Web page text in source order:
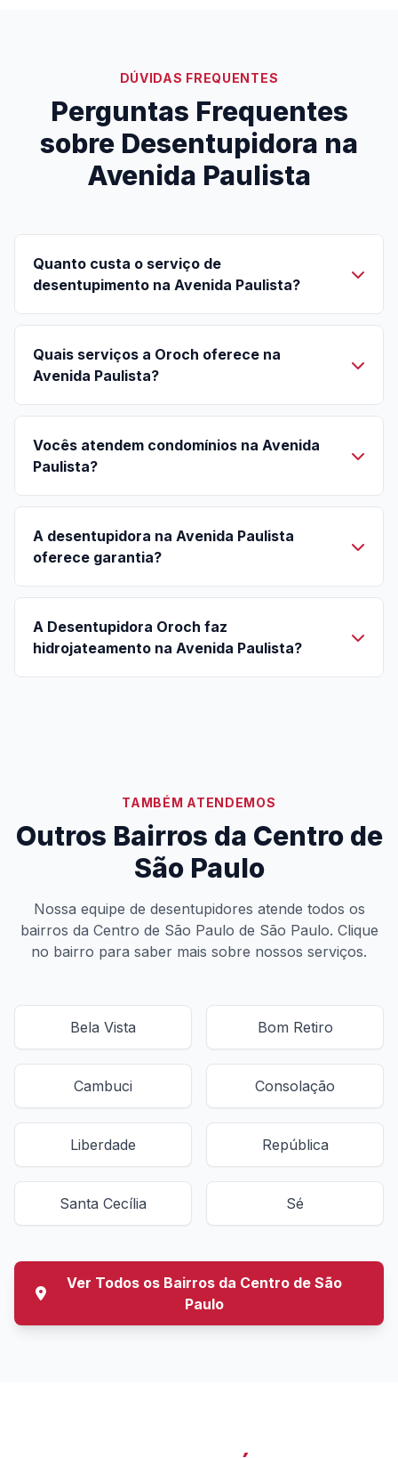
DÚVIDAS FREQUENTES
Perguntas Frequentes
sobre Desentupidora na
Avenida Paulista
Quanto custa o serviço de
desentupimento na Avenida Paulista?
Quais serviços a Oroch oferece na
Avenida Paulista?
Vocês atendem condomínios na Avenida
Paulista?
A desentupidora na Avenida Paulista
oferece garantia?
A Desentupidora Oroch faz
hidrojateamento na Avenida Paulista?
TAMBÉM ATENDEMOS
Outros Bairros da Centro de
São Paulo
Nossa equipe de desentupidores atende todos os
bairros da Centro de São Paulo de São Paulo. Clique
no bairro para saber mais sobre nossos serviços.
Bela Vista Bom Retiro
Cambuci Consolação
Liberdade República
Santa Cecília Sé
Ver Todos os Bairros da Centro de São
Paulo